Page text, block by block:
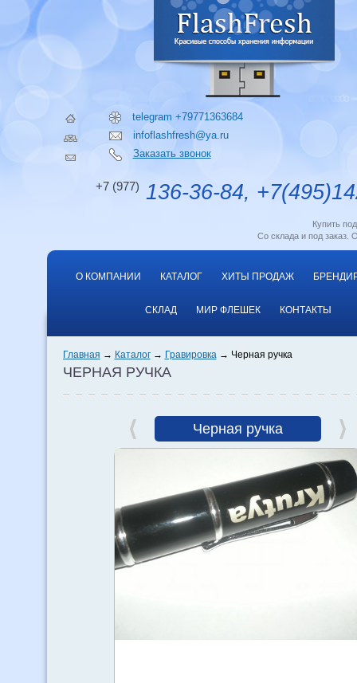
telegram +79771363684
infoflashfresh@ya.ru
Заказать звонок
+7 (977) 136-36-84,
Купить
Со склада и под заказ.
О КОМПАНИИ КАТАЛОГ ХИТЫ ПРОДАЖ
СКЛАД МИР ФЛЕШЕК КОНТАКТЫ
Главная Каталог Гравировка Черная ручка
ЧЕРНАЯ РУЧКА
Черная ручка